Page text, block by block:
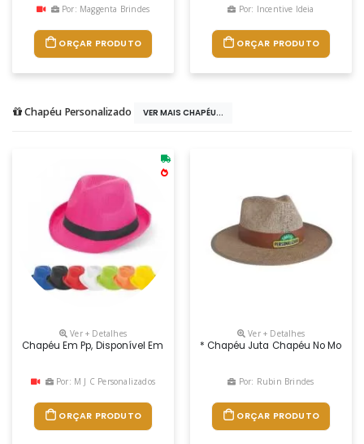
Por: Maggenta Brindes
ORÇAR PRODUTO
Por: Incentive Ideia
ORÇAR PRODUTO
Chapéu Personalizado VER MAIS CHAPÉU...
Ver + Detalhes
Chapéu Em Pp, Disponível Em Várias Cores. Fita Não Incluída.
Por: M J C Personalizados
ORÇAR PRODUTO
Ver + Detalhes
* Chapéu Juta Chapéu No
Por: Rubin Brindes
ORÇAR PRODUTO